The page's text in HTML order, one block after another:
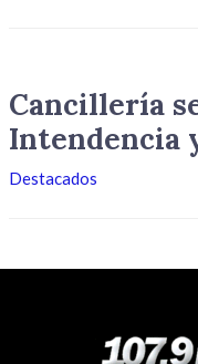
Cancillería
Intendencia
Destacados